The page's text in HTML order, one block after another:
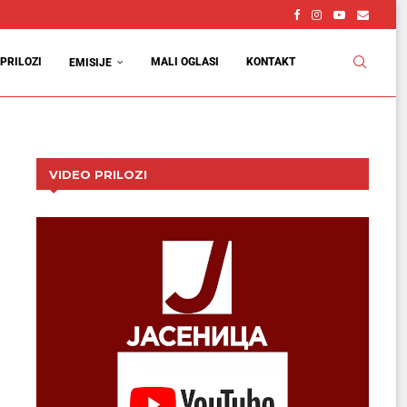
PRILOZI EMISIJE MALI OGLASI KONTAKT
VIDEO PRILOZI